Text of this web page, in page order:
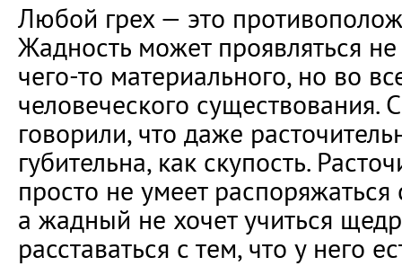
Любой грех — это
Жадность может проявляться
чего-то материального, но во
человеческого существования.
говорили, что даже
губительна, как скупость.
просто не умеет
а жадный не хочет учиться
расставаться с тем, что у него